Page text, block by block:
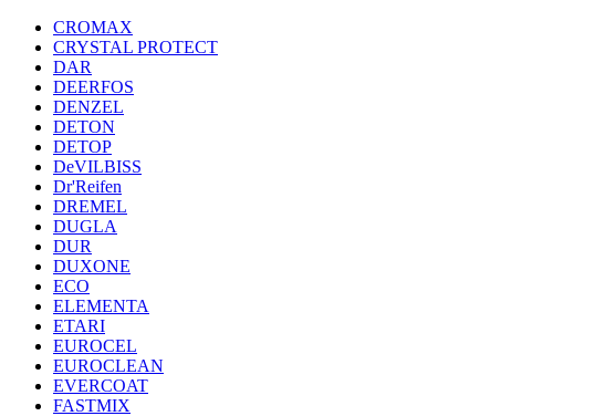
CROMAX
CRYSTAL PROTECT
DAR
DEERFOS
DENZEL
DETON
DETOP
DeVILBISS
Dr'Reifen
DREMEL
DUGLA
DUR
DUXONE
ECO
ELEMENTA
ETARI
EUROCEL
EUROCLEAN
EVERCOAT
FASTMIX